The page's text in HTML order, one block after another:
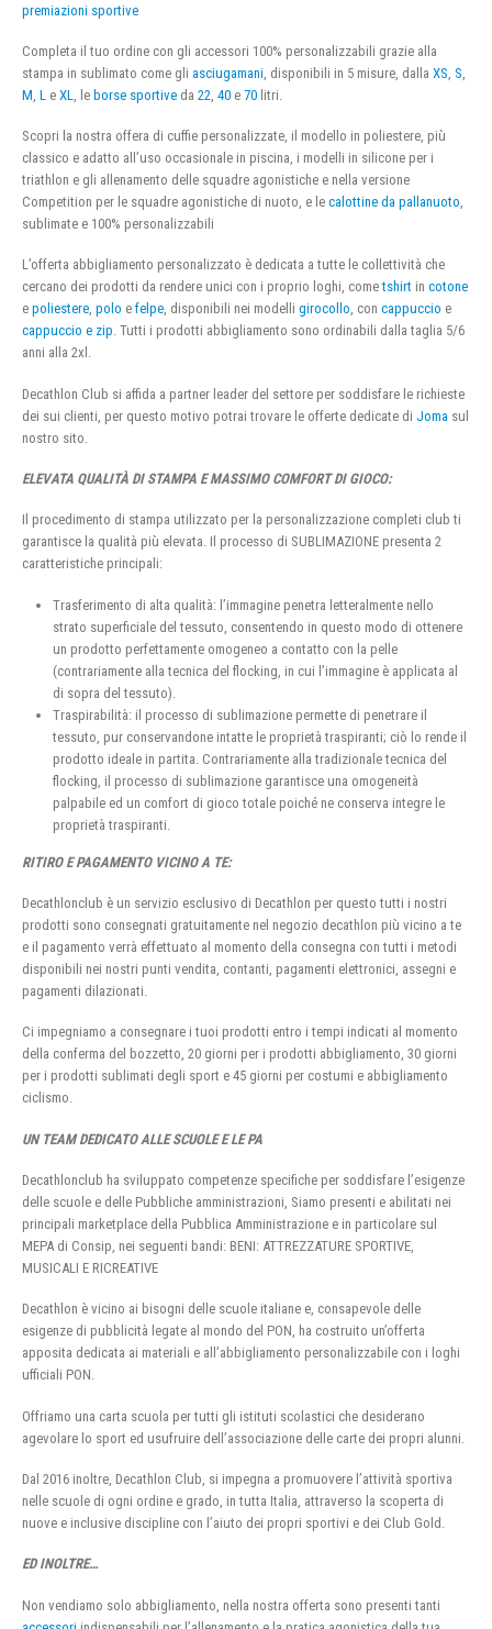
premiazioni sportive
Completa il tuo ordine con gli accessori 100% personalizzabili grazie alla
stampa in sublimato come gli asciugamani , disponibili in 5 misure, dalla XS S
M L e XL , le borse sportive da 22 40 e 70 litri.
Scopri la nostra offera di cuffie personalizzate, il modello in poliestere, più
classico e adatto all’uso occasionale in piscina, i modelli in silicone per i
triathlon e gli allenamento delle squadre agonistiche e nella versione
Competition per le squadre agonistiche di nuoto, e le calottine da pallanuoto,
sublimate e 100% personalizzabili
L’offerta abbigliamento personalizzato è dedicata a tutte le collettività che
cercano dei prodotti da rendere unici con i proprio loghi, cometshirt in cotone
e poliestere, polo e felpe, disponibili nei modelli girocollo, con cappuccio e
cappuccio e zip. Tutti i prodotti abbigliamento sono ordinabili dalla taglia 5/6
anni alla 2xl.
Decathlon Club si affida a partner leader del settore per soddisfare le richieste
dei sui clienti, per questo motivo potrai trovare le offerte dedicate di Joma sul
nostro sito.
ELEVATA QUALITÀ DI STAMPA E MASSIMO COMFORT DI GIOCO:
Il procedimento di stampa utilizzato per la personalizzazione completi club ti
garantisce la qualità più elevata. Il processo di SUBLIMAZIONE presenta 2
caratteristiche principali:
Trasferimento di alta qualità: l’immagine penetra letteralmente nello
strato superficiale del tessuto, consentendo in questo modo di ottenere
un prodotto perfettamente omogeneo a contatto con la pelle
(contrariamente alla tecnica del flocking, in cui l’immagine è applicata al
di sopra del tessuto).
Traspirabilità: il processo di sublimazione permette di penetrare il
tessuto, pur conservandone intatte le proprietà traspiranti; ciò lo rende il
prodotto ideale in partita. Contrariamente alla tradizionale tecnica del
flocking, il processo di sublimazione garantisce una omogeneità
palpabile ed un comfort di gioco totale poiché ne conserva integre le
proprietà traspiranti.
RITIRO E PAGAMENTO VICINO A TE:
Decathlonclub è un servizio esclusivo di Decathlon per questo tutti i nostri
prodotti sono consegnati gratuitamente nel negozio decathlon più vicino a te
e il pagamento verrà effettuato al momento della consegna con tutti i metodi
disponibili nei nostri punti vendita, contanti, pagamenti elettronici, assegni e
pagamenti dilazionati.
Ci impegniamo a consegnare i tuoi prodotti entro i tempi indicati al momento
della conferma del bozzetto, 20 giorni per i prodotti abbigliamento, 30 giorni
per i prodotti sublimati degli sport e 45 giorni per costumi e abbigliamento
ciclismo.
UN TEAM DEDICATO ALLE SCUOLE E LE PA
Decathlonclub ha sviluppato competenze specifiche per soddisfare l’esigenze
delle scuole e delle Pubbliche amministrazioni, Siamo presenti e abilitati nei
principali marketplace della Pubblica Amministrazione e in particolare sul
MEPA di Consip, nei seguenti bandi: BENI: ATTREZZATURE SPORTIVE,
MUSICALI E RICREATIVE
Decathlon è vicino ai bisogni delle scuole italiane e, consapevole delle
esigenze di pubblicità legate al mondo del PON, ha costruito un’offerta
apposita dedicata ai materiali e all’abbigliamento personalizzabile con i loghi
ufficiali PON.
Offriamo una carta scuola per tutti gli istituti scolastici che desiderano
agevolare lo sport ed usufruire dell’associazione delle carte dei propri alunni.
Dal 2016 inoltre, Decathlon Club, si impegna a promuovere l’attività sportiva
nelle scuole di ogni ordine e grado, in tutta Italia, attraverso la scoperta di
nuove e inclusive discipline con l’aiuto dei propri sportivi e dei Club Gold.
ED INOLTRE…
Non vendiamo solo abbigliamento, nella nostra offerta sono presenti tanti